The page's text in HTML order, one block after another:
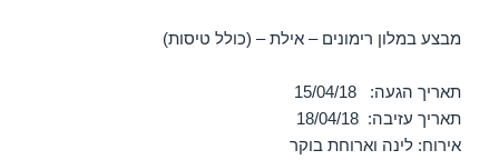
מבצע במלון רימונים – אילת – (כולל טיסות)
תאריך הגעה: 15/04/18
תאריך עזיבה: 18/04/18
אירוח: לינה וארוחת בוקר